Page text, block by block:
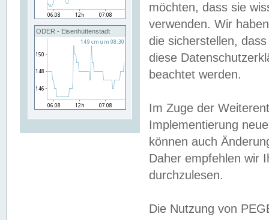
ODER - Eisenhüttenstadt
möchten, dass sie
verwenden. Wir
die sicherstellen,
diese
beachtet werden.
Im Zuge der
Implementierung
können auch
Daher empfehlen wir
durchzulesen.
Die Nutzung von